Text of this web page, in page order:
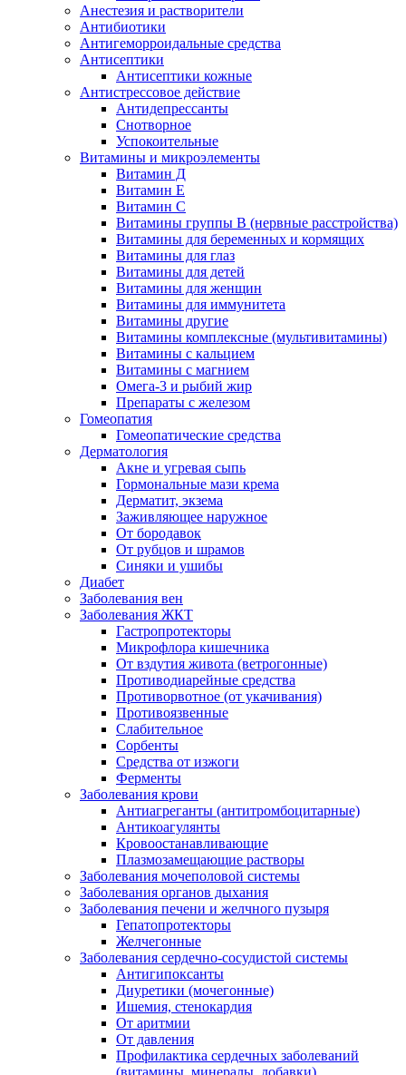
Анестезия и растворители
Антибиотики
Антигеморроидальные средства
Антисептики
Антисептики кожные
Антистрессовое действие
Антидепрессанты
Снотворное
Успокоительные
Витамины и микроэлементы
Витамин Д
Витамин Е
Витамин С
Витамины группы В (нервные расстройства)
Витамины для беременных и кормящих
Витамины для глаз
Витамины для детей
Витамины для женщин
Витамины для иммунитета
Витамины другие
Витамины комплексные (мультивитамины)
Витамины с кальцием
Витамины с магнием
Омега-3 и рыбий жир
Препараты с железом
Гомеопатия
Гомеопатические средства
Дерматология
Акне и угревая сыпь
Гормональные мази крема
Дерматит, экзема
Заживляющее наружное
От бородавок
От рубцов и шрамов
Синяки и ушибы
Диабет
Заболевания вен
Заболевания ЖКТ
Гастропротекторы
Микрофлора кишечника
От вздутия живота (ветрогонные)
Противодиарейные средства
Противорвотное (от укачивания)
Противоязвенные
Слабительное
Сорбенты
Средства от изжоги
Ферменты
Заболевания крови
Антиагреганты (антитромбоцитарные)
Антикоагулянты
Кровоостанавливающие
Плазмозамещающие растворы
Заболевания мочеполовой системы
Заболевания органов дыхания
Заболевания печени и желчного пузыря
Гепатопротекторы
Желчегонные
Заболевания сердечно-сосудистой системы
Антигипоксанты
Диуретики (мочегонные)
Ишемия, стенокардия
От аритмии
От давления
Профилактика сердечных заболеваний
(витамины, минералы, добавки)